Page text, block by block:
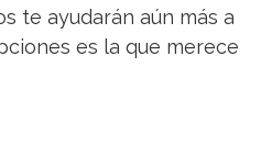
te ayudarán aún más a
es la que merece